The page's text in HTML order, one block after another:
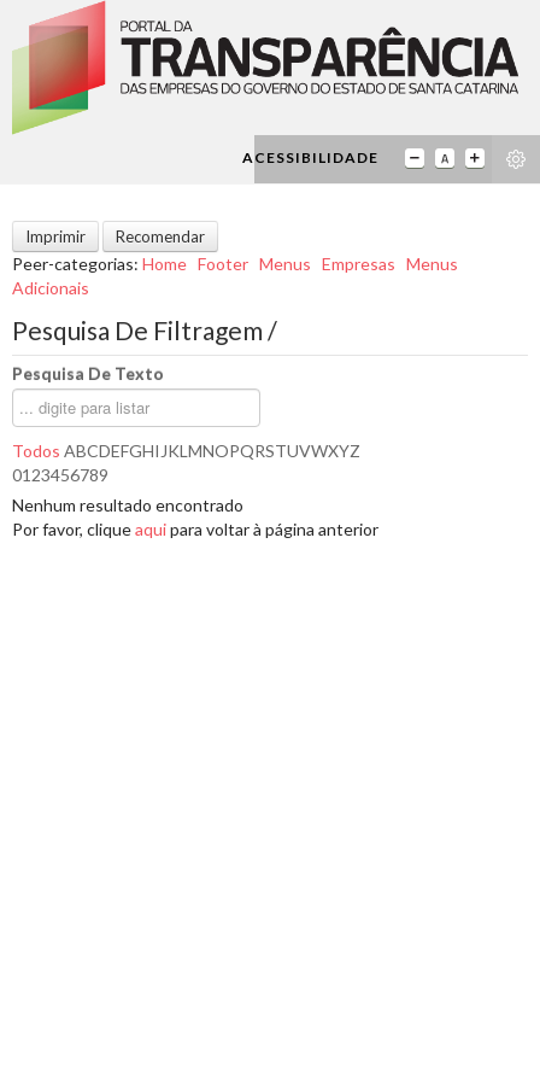
ACESSIBILIDADE
Imprimir Recomendar
Peer-categorias: Home Footer Menus Empresas Menus
Adicionais
Pesquisa De Filtragem /
Pesquisa De Texto
Todos ABCDEFGHI JKL MNOPQRSTUVWXYZ
01 23456789
Nenhum resultado encontrado
Por favor, cliqueaquipara voltar à página anterior